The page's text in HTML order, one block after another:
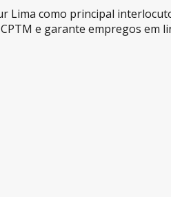
Lima como principal
e garante empregos em